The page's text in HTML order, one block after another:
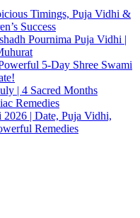
Timings, Puja Vidhi &
Success
Pournima Puja Vidhi |
5-Day Shree Swami
| 4 Sacred Months
Remedies
| Date, Puja Vidhi,
Remedies